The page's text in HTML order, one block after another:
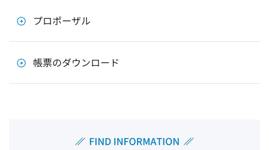
プロポーザル
帳票のダウンロード